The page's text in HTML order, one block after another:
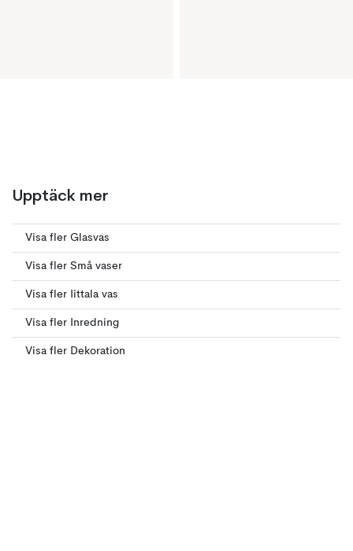
Upptäck mer
Visa fler Glasvas
Visa fler Små vaser
Visa fler Iittala vas
Visa fler Inredning
Visa fler Dekoration